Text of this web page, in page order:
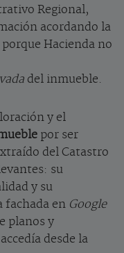
Regional,
acordando la
Hacienda no
del inmueble.
y el
por ser
del Catastro
su
y su
fachada en Google
planos y
desde la